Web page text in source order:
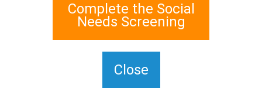
Para sa TTY, i-dial ang 711.
ContactUs@northwell.edu
Complete the Social
Needs Screening
Close